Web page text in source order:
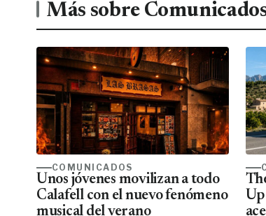
Más sobre
COMUNICADOS
Unos jóvenes movilizan a todo
Calafell con el nuevo fenómeno
musical del verano